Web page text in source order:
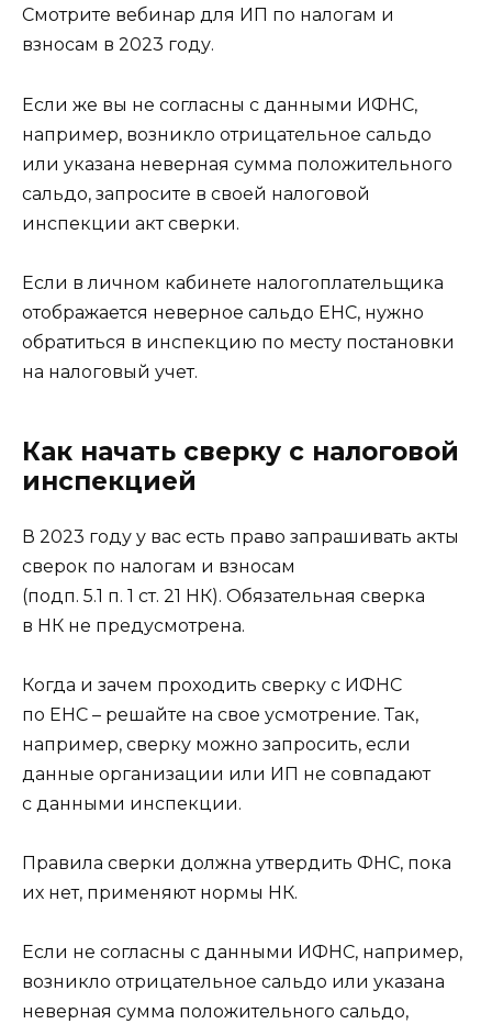
Смотрите вебинар для ИП по налогам и
взносам в 2023 году.
Если же вы не согласны с данными ИФНС,
например, возникло отрицательное сальдо
или указана неверная сумма положительного
сальдо, запросите в своей налоговой
инспекции акт сверки.
Если в личном кабинете налогоплательщика
отображается неверное сальдо ЕНС, нужно
обратиться в инспекцию по месту постановки
на налоговый учет.
Как начать сверку с налоговой
инспекцией
В 2023 году у вас есть право запрашивать акты
сверок по налогам и взносам
(подп. 5.1 п. 1 ст. 21 НК). Обязательная сверка
в НК не предусмотрена.
Когда и зачем проходить сверку с ИФНС
по ЕНС – решайте на свое усмотрение. Так,
например, сверку можно запросить, если
данные организации или ИП не совпадают
с данными инспекции.
Правила сверки должна утвердить ФНС, пока
их нет, применяют нормы НК.
Если не согласны с данными ИФНС, например,
возникло отрицательное сальдо или указана
неверная сумма положительного сальдо,